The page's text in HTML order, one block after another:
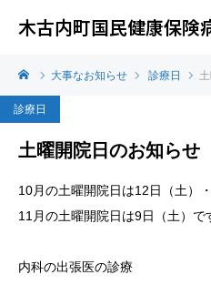
木古内町国民健康保険
大事なお知らせ 診療日
診療日
土曜開院日のお知らせ
10月の土曜開院日は12日（土）
11月の土曜開院日は9日（土）で
内科の出張医の診療